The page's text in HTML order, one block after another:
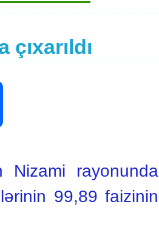
Nizami rayonunda
99,89 faizinin